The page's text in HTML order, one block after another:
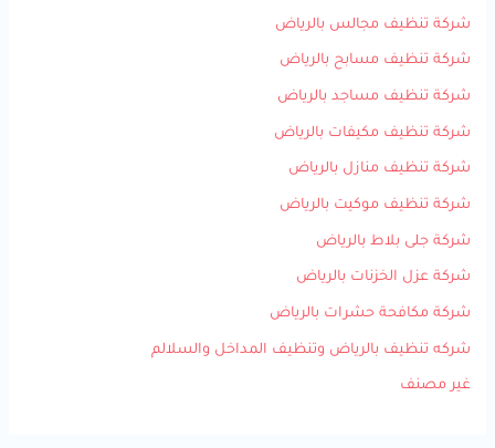
شركة تنظيف مجالس بالرياض
شركة تنظيف مسابح بالرياض
شركة تنظيف مساجد بالرياض
شركة تنظيف مكيفات بالرياض
شركة تنظيف منازل بالرياض
شركة تنظيف موكيت بالرياض
شركة جلى بلاط بالرياض
شركة عزل الخزنات بالرياض
شركة مكافحة حشرات بالرياض
شركه تنظيف بالرياض وتنظيف المداخل والسلالم
غير مصنف